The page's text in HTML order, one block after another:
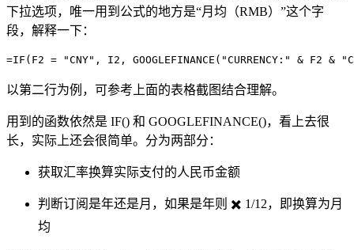
下拉选项，唯一用到公式的地方是“月均（RMB）”这个字
段，解释一下：
以第二行为例，可参考上面的表格截图结合理解。
用到的函数依然是 IF() 和 GOOGLEFINANCE()，看上去很
长，实际上还会很简单。分为两部分：
获取汇率换算实际支付的人民币金额
判断订阅是年还是月，如果是年则 ✖️ 1/12，即换算为月
均